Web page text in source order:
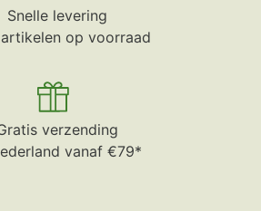
Snelle levering
op voorraad
verzending
vanaf €79*